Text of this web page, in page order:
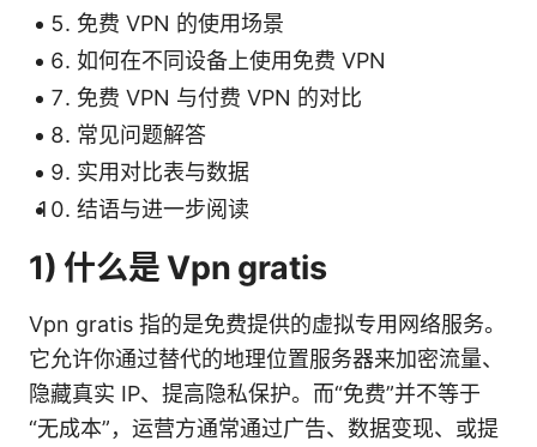
免费 VPN 的使用场景
如何在不同设备上使用免费 VPN
免费 VPN 与付费 VPN 的对比
常见问题解答
实用对比表与数据
结语与进一步阅读
1) 什么是 Vpn gratis
Vpn gratis 指的是免费提供的虚拟专用网络服务。
它允许你通过替代的地理位置服务器来加密流量、
隐藏真实 IP、提高隐私保护。而“免费”并不等于
“无成本”，运营方通常通过广告、数据变现、或提